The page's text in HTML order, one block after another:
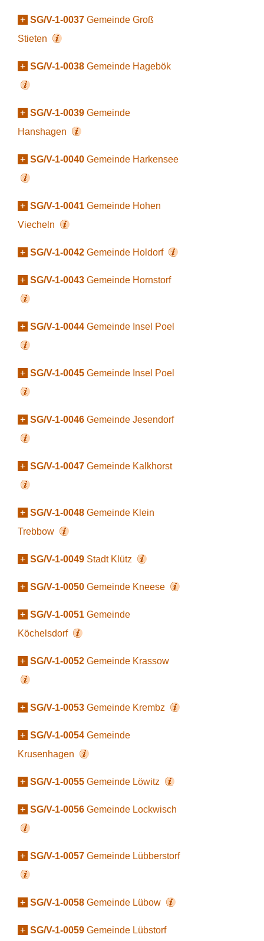
+ SG/V-1-0037 Gemeinde Groß
Stieten
+ SG/V-1-0038 Gemeinde Hagebök
+ SG/V-1-0039 Gemeinde
Hanshagen
+ SG/V-1-0040 Gemeinde Harkensee
+ SG/V-1-0041 Gemeinde Hohen
Viecheln
+ SG/V-1-0042 Gemeinde Holdorf
+ SG/V-1-0043 Gemeinde Hornstorf
+ SG/V-1-0044 Gemeinde Insel Poel
+ SG/V-1-0045 Gemeinde Insel Poel
+ SG/V-1-0046 Gemeinde Jesendorf
+ SG/V-1-0047 Gemeinde Kalkhorst
+ SG/V-1-0048 Gemeinde Klein
Trebbow
+ SG/V-1-0049 Stadt Klütz
+ SG/V-1-0050 Gemeinde Kneese
+ SG/V-1-0051 Gemeinde
Köchelsdorf
+ SG/V-1-0052 Gemeinde Krassow
+ SG/V-1-0053 Gemeinde Krembz
+ SG/V-1-0054 Gemeinde
Krusenhagen
+ SG/V-1-0055 Gemeinde Löwitz
+ SG/V-1-0056 Gemeinde Lockwisch
+ SG/V-1-0057 Gemeinde Lübberstorf
+ SG/V-1-0058 Gemeinde Lübow
+ SG/V-1-0059 Gemeinde Lübstorf